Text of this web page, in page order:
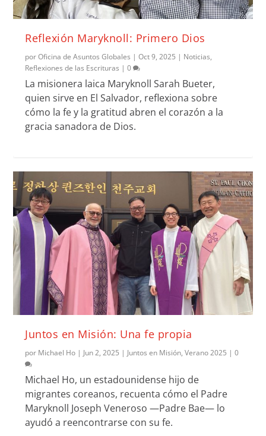
Reflexión Maryknoll: Primero Dios
porOficina de Asuntos Globales |Oct 9, 2025 | Noticias,
Reflexiones de las Escrituras |0
La misionera laica Maryknoll Sarah Bueter,
quien sirve en El Salvador, reflexiona sobre
cómo la fe y la gratitud abren el corazón a la
gracia sanadora de Dios.
Juntos en Misión: Una fe propia
por Michael Ho | Jun 2, 2025 | Juntos en Misión,Verano 2025 |0
Michael Ho, un estadounidense hijo de
migrantes coreanos, recuenta cómo el Padre
Maryknoll Joseph Veneroso —Padre Bae— lo
ayudó a reencontrarse con su fe.